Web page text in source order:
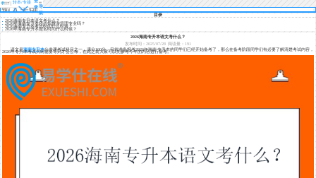
转本/专接
本
登
录导
航
目录
2026海南专升本语文考什么？
2026年海南专升本还会招旅游管理专业吗？
2026海南专升本考试时间什么时候？
2026年海南专升本报名时间什么时候？
2026海南专升本语文考什么？
发布时间：2025/07/28
阅读量：191
语文是海南专升本公共课考试科目之一，满分100分。目前准备报考2026年海南专升本的同学们已经开始备考了，那么在备考阶段同学们有必要了解清楚考试内容，
2026年专升本考试大纲需要等到才会公布，在此之前大家可以先参考今年的内容进行备考。